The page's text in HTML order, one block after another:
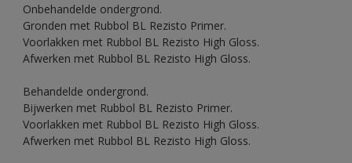
Onbehandelde ondergrond.
Gronden met Rubbol BL Rezisto Primer.
Voorlakken met Rubbol BL Rezisto High Gloss.
Afwerken met Rubbol BL Rezisto High Gloss.
Behandelde ondergrond.
Bijwerken met Rubbol BL Rezisto Primer.
Voorlakken met Rubbol BL Rezisto High Gloss.
Afwerken met Rubbol BL Rezisto High Gloss.